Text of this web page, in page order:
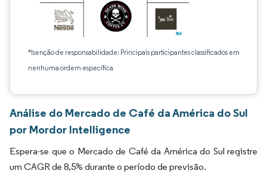
*Isenção de responsabilidade: Principais participantes classificados em
nenhuma ordem específica
Análise do Mercado de Café da América do Sul
por Mordor Intelligence
Espera-se que o Mercado de Café da América do Sul registre
um CAGR de 8,5% durante o período de previsão.